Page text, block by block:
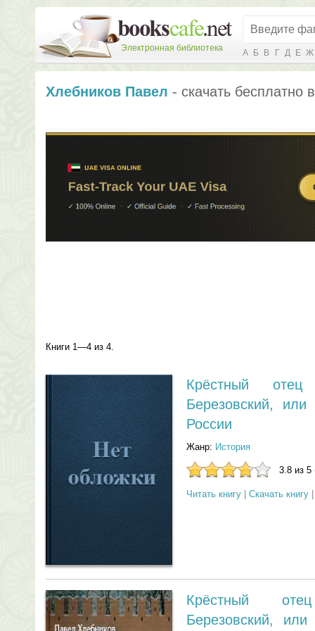
Электронная библиотека А Б В Г Д Е Ж
Хлебников Павел - скачать бесплатно
Книги 1—4 из 4.
Крёстный
Березовский, или
России
Жанр: История
3.8 из 5
Читать книгу Скачать книгу
Крёстный
Березовский, или